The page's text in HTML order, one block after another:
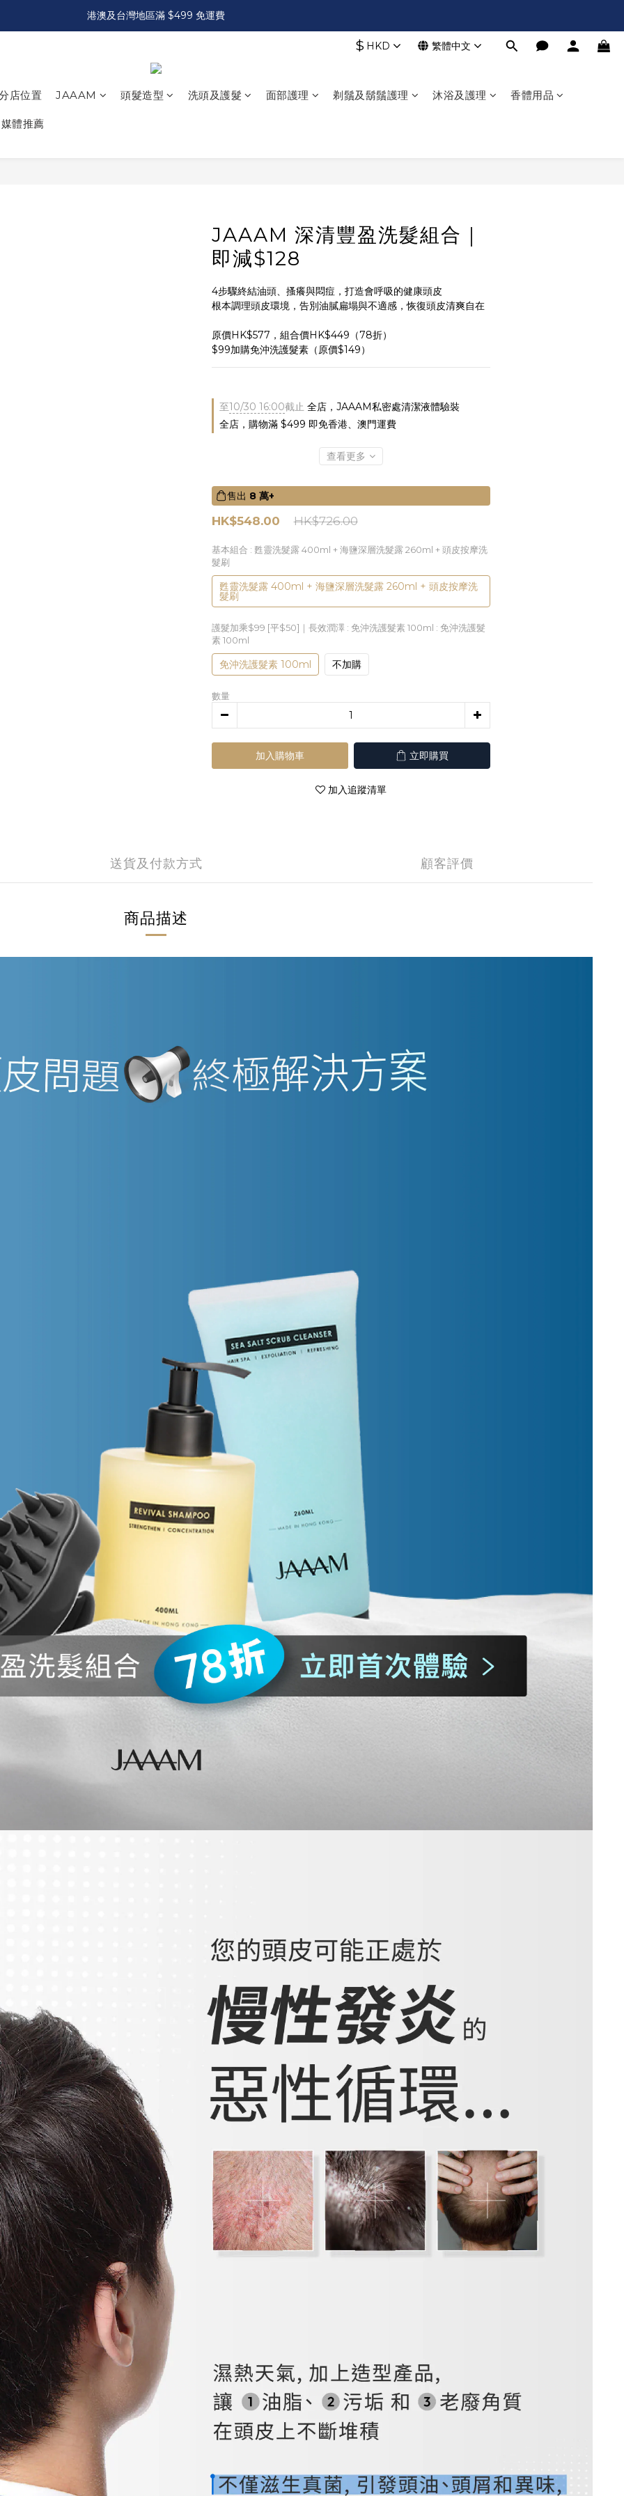
港澳及台灣地區滿 $499 免運費
$ HKD 繁體中文
店位置 JAAAM 頭髮造型 洗頭及護髮 面部護理 剃鬚及鬍鬚護理 沐浴及護理 香體用品
媒體推薦
JAAAM 深清豐盈洗髮組合｜
即減$128
4步驟終結油頭、搔癢與悶痘，打造會呼吸的健康頭皮
根本調理頭皮環境，告別油膩扁塌與不適感，恢復頭皮清爽自在
原價HK$577，組合價HK$449（78折）
$99加購免沖洗護髮素（原價$149）
至10/30 16:00截止 全店，JAAAM私密處清潔液體驗裝
全店，購物滿 $499 即免香港、澳門運費
查看更多
售出 8 萬+
HK$726.00
HK$548.00
基本組合 : 甦靈洗髮露 400ml + 海鹽深層洗髮露 260ml + 頭皮按摩洗
髮刷
甦靈洗髮露 400ml + 海鹽深層洗髮露 260ml + 頭皮按摩洗
髮刷
護髮加乘$99 [平$50]｜長效潤澤 : 免沖洗護髮素 100ml : 免沖洗護髮
素 100ml
免沖洗護髮素 100ml 不加購
數量
加入購物車 立即購買
加入追蹤清單
送貨及付款方式 顧客評價
商品描述